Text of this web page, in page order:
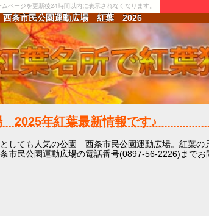
ムページを更新後24時間以内に表示されなくなります。
西条市民公園運動広場 紅葉 2026
2025年紅葉最新情報です♪
しても人気の公園 西条市民公園運動広場。紅葉の
市民公園運動広場の電話番号(0897-56-2226)までお